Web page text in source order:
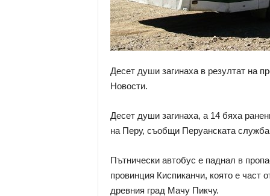
Десет души загинаха в резултат на
Новости.
Десет души загинаха, а 14 бяха
на Перу, съобщи Перуанската
Пътнически автобус е паднал в
провинция Киспиканчи, която е част
древния град Мачу Пикчу.